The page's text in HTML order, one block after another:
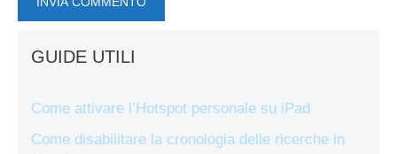
GUIDE UTILI
Come attivare l’Hotspot personale su iPad
Come disabilitare la cronologia delle ricerche in